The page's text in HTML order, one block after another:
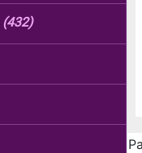
(432)